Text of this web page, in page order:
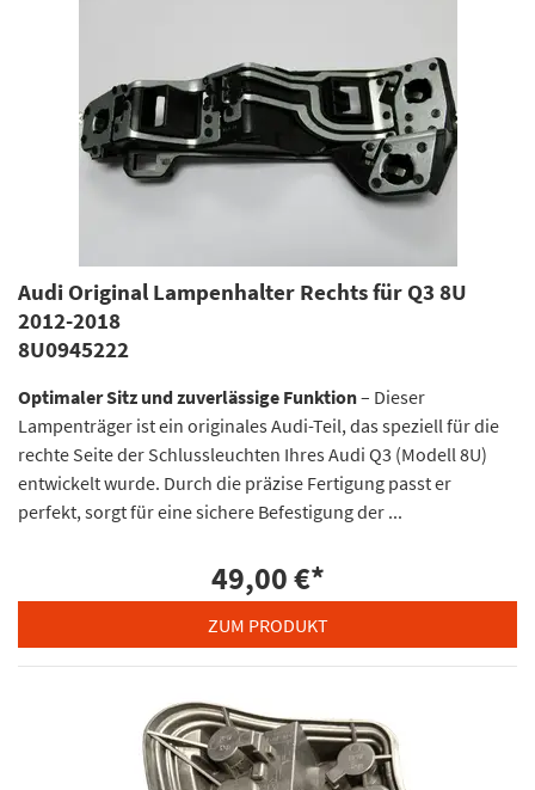
Audi Original Lampenhalter Rechts für Q3 8U
2012-2018
8U0945222
Optimaler Sitz und zuverlässige Funktion– Dieser
Lampenträger ist ein originales Audi-Teil, das speziell für die
rechte Seite der Schlussleuchten Ihres Audi Q3 (Modell 8U)
entwickelt wurde. Durch die präzise Fertigung passt er
perfekt, sorgt für eine sichere Befestigung der ...
49,00 €*
ZUM PRODUKT